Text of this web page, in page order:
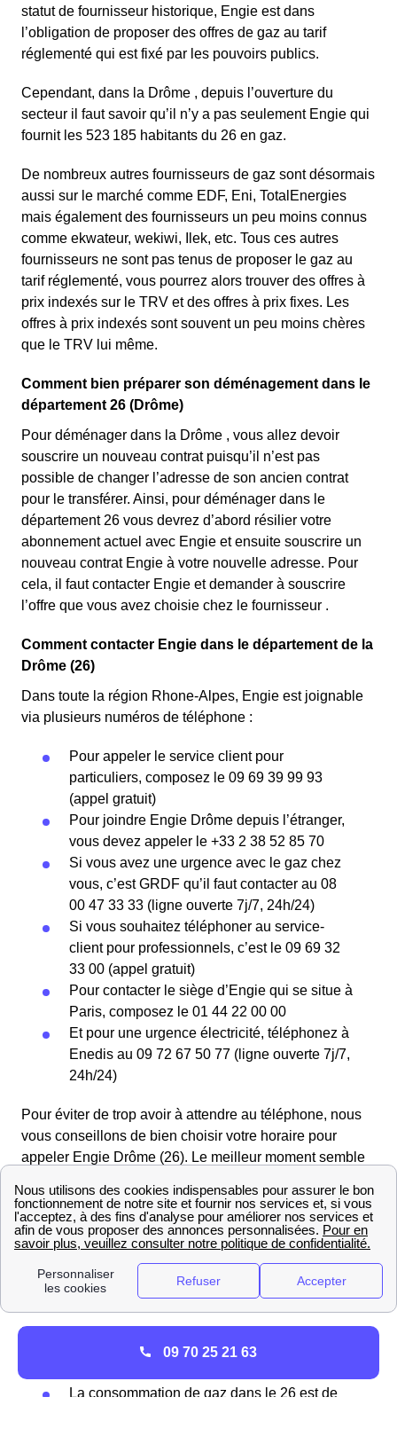
statut de fournisseur historique, Engie est dans
l’obligation de proposer des offres de gaz au tarif
réglementé qui est fixé par les pouvoirs publics.
Cependant, dans la Drôme , depuis l’ouverture du
secteur il faut savoir qu’il n’y a pas seulement Engie qui
fournit les 523 185 habitants du 26 en gaz.
De nombreux autres fournisseurs de gaz sont désormais
aussi sur le marché comme EDF, Eni, TotalEnergies
mais également des fournisseurs un peu moins connus
comme ekwateur, wekiwi, Ilek, etc. Tous ces autres
fournisseurs ne sont pas tenus de proposer le gaz au
tarif réglementé, vous pourrez alors trouver des offres à
prix indexés sur le TRV et des offres à prix fixes. Les
offres à prix indexés sont souvent un peu moins chères
que le TRV lui même.
Comment bien préparer son déménagement dans le
département 26 (Drôme)
Pour déménager dans la Drôme , vous allez devoir
souscrire un nouveau contrat puisqu’il n’est pas
possible de changer l’adresse de son ancien contrat
pour le transférer. Ainsi, pour déménager dans le
département 26 vous devrez d’abord résilier votre
abonnement actuel avec Engie et ensuite souscrire un
nouveau contrat Engie à votre nouvelle adresse. Pour
cela, il faut contacter Engie et demander à souscrire
l’offre que vous avez choisie chez le fournisseur .
Comment contacter Engie dans le département de la
Drôme (26)
Dans toute la région Rhone-Alpes, Engie est joignable
via plusieurs numéros de téléphone :
Pour appeler le service client pour
particuliers, composez le 09 69 39 99 93
(appel gratuit)
Pour joindre Engie Drôme depuis l’étranger,
vous devez appeler le +33 2 38 52 85 70
Si vous avez une urgence avec le gaz chez
vous, c’est GRDF qu’il faut contacter au 08
00 47 33 33 (ligne ouverte 7j/7, 24h/24)
Si vous souhaitez téléphoner au service-
client pour professionnels, c’est le 09 69 32
33 00 (appel gratuit)
Pour contacter le siège d’Engie qui se situe à
Paris, composez le 01 44 22 00 00
Et pour une urgence électricité, téléphonez à
Enedis au 09 72 67 50 77 (ligne ouverte 7j/7,
24h/24)
Pour éviter de trop avoir à attendre au téléphone, nous
vous conseillons de bien choisir votre horaire pour
appeler Engie Drôme (26). Le meilleur moment semble
alors à 18h. Le vendredi et le samedi semblent
également être les 2 jours où l’affluence au téléphone
avec Engie est la moins forte.
Engie dans le département de la Drôme en quelques
Nous vous proposons une liste d'informations sur la
La consommation de gaz dans le 26 est de
09 70 25 21 63